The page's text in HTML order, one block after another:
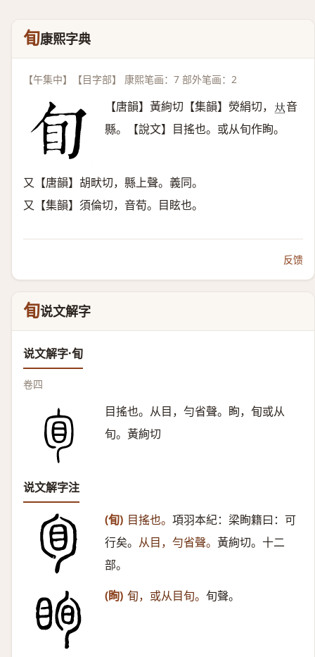
䀏康熙字典
【午集中】【目字部】 康熙笔画：7 部外笔画：2
【唐韻】黃絢切【集韻】熒絹切， 𠀤音
縣。【說文】目搖也。或从旬作眴。
又【唐韻】胡畎切，縣上聲。義同。
又【集韻】須倫切，音荀。目眩也。
反馈
䀏说文解字
说文解字·䀏
卷四
目搖也。从目，勻省聲。眴，䀏或从
旬。黃絢切
说文解字注
(䀏) 目搖也。 項羽本紀：梁眴籍曰：可
行矣。 从目，勻省聲。 黃絢切。十二
部。
(眴) 䀏，或从目旬。 旬聲。